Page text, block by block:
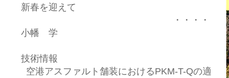
新春を迎えて
・・・・
小幡 学
技術情報
空港アスファルト舗装におけるPKM-T-Qの適